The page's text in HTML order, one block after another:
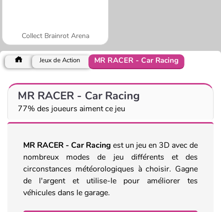
Collect Brainrot Arena
Jeux de Action MR RACER - Car Racing
MR RACER - Car Racing
77% des joueurs aiment ce jeu
MR RACER - Car Racing est un jeu en 3D avec de
nombreux modes de jeu différents et des
circonstances météorologiques à choisir. Gagne
de l'argent et utilise-le pour améliorer tes
véhicules dans le garage.